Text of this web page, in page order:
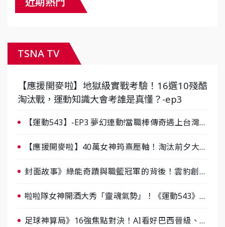
TSNA TV
【應援開麥啦】地獄級實戰考驗！16選10殘酷
淘汰戰，運動知識大會考誰是真懂？-ep3
【運動543】-EP3 夢幻連動!當職棒傳奇遇上台灣女
【應援開麥啦】40萬女神筠熹壓軸！淘汰前夕大混
封面故事》綠能奇蹟與職籃冠軍的背後！雲豹創辦
啦啦隊女神開酒大秀「靈魂氣勢」！《運動543》微
足球神算局》16強焦點對決！AI看好巴西晉級、數